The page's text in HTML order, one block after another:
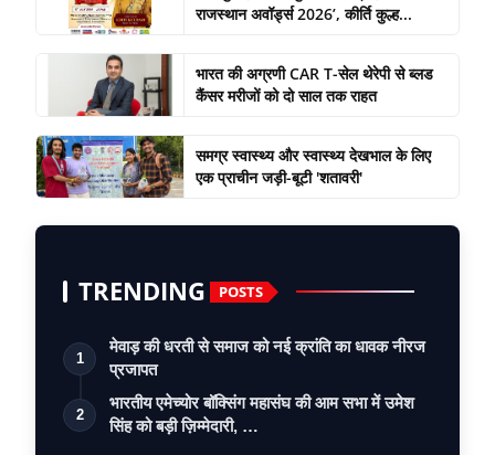
राजस्थान अवॉर्ड्स 2026’, कीर्ति कुल्ह...
भारत की अग्रणी CAR T-सेल थेरेपी से ब्लड
कैंसर मरीजों को दो साल तक राहत
समग्र स्वास्थ्य और स्वास्थ्य देखभाल के लिए
एक प्राचीन जड़ी-बूटी 'शतावरी'
TRENDING POSTS
1
मेवाड़ की धरती से समाज को नई क्रांति का धावक नीरज
प्रजापत
2
भारतीय एमेच्योर बॉक्सिंग महासंघ की आम सभा में उमेश
सिंह को बड़ी ज़िम्मेदारी, …